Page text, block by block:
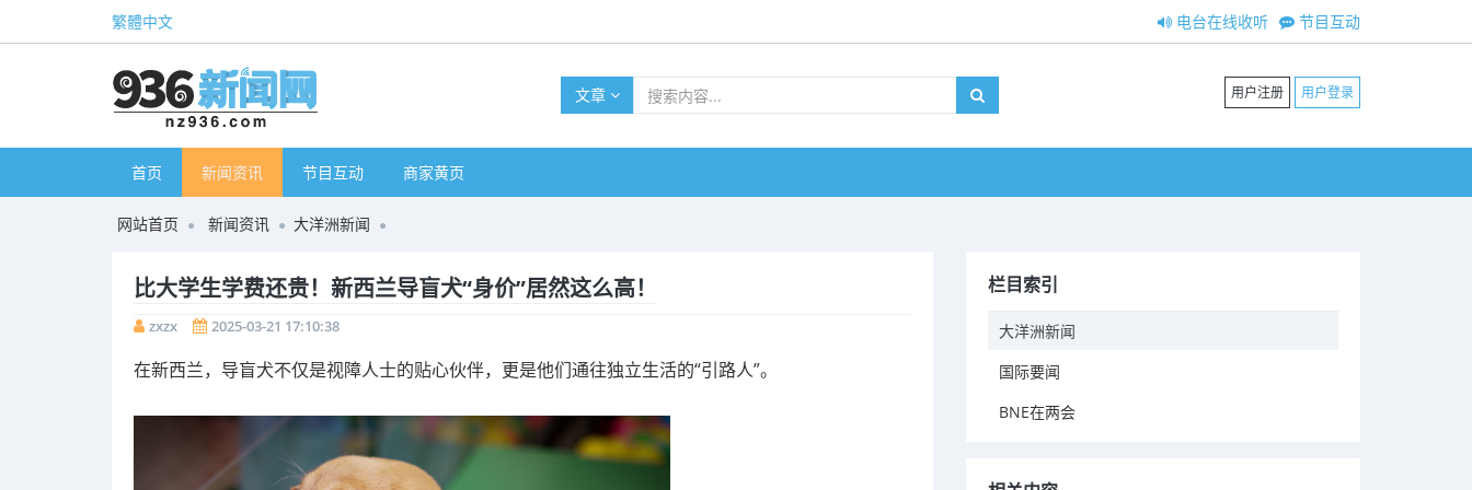
繁體中文 节目互动
电台在线收听
文章 用户注册 用户登录
首页 新闻资讯 节目互动 商家黄页
网站首页 新闻资讯 大洋洲新闻
比大学生学费还贵！新西兰导盲犬“身价”居然这么高！
zxzx 2025-03-21 17:10:38
在新西兰，导盲犬不仅是视障人士的贴心伙伴，更是他们通往独立生活的“引路人”。
栏目索引
大洋洲新闻
国际要闻
BNE在两会